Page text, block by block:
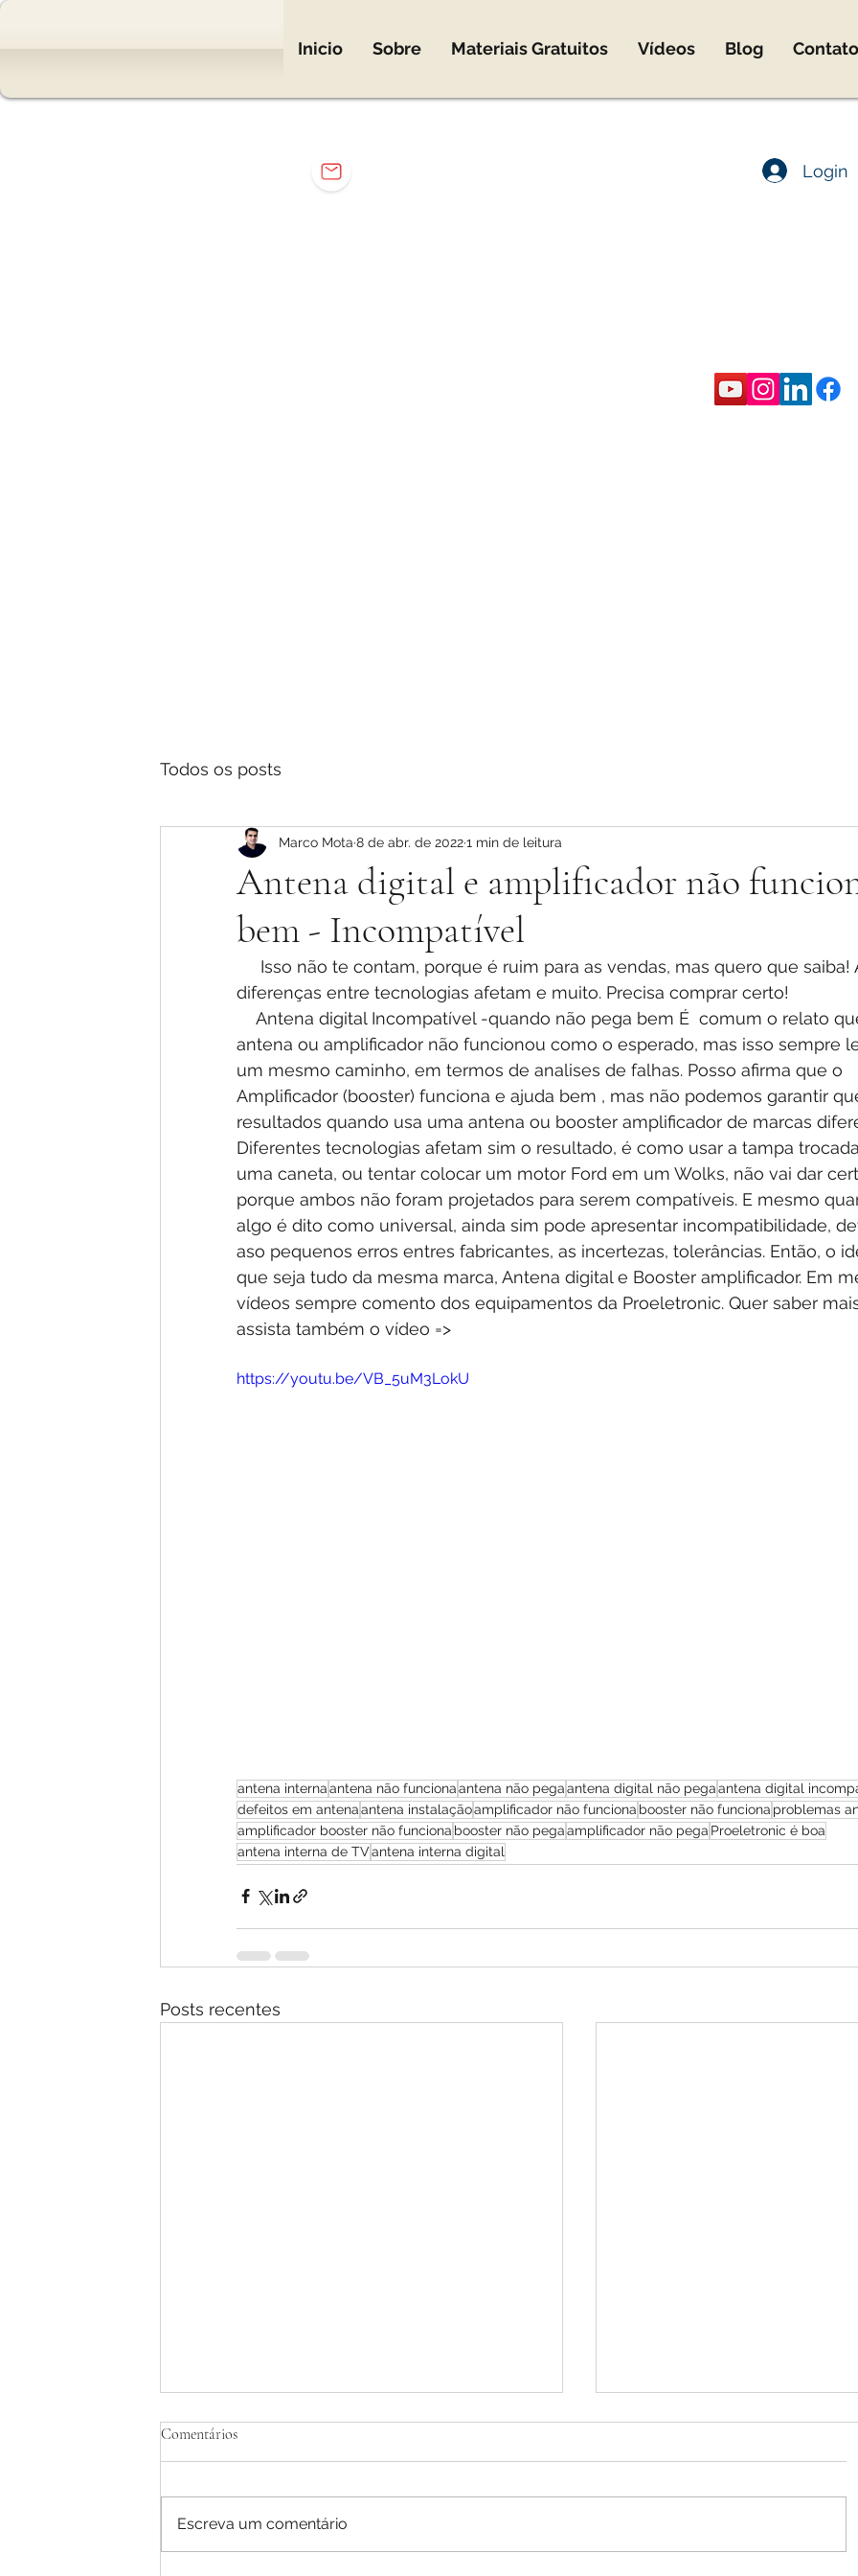
Inicio Sobre Materiais Gratuitos Vídeos Blog Contato
Login
Todos os posts
Antena digital e amplificador não
bem - Incompatível
Marco Mota 8 de abr. de 20221 min de leitura
diferenças entre tecnologias afetam e muito. Precisa comprar certo!
antena ou amplificador não funcionou como o esperado, mas isso sempre
um mesmo caminho, em termos de analises de falhas. Posso afirma que o
Amplificador (booster) funciona e ajuda bem , mas não podemos garantir
resultados quando usa uma antena ou booster amplificador de marcas
Diferentes tecnologias afetam sim o resultado, é como usar a tampa
uma caneta, ou tentar colocar um motor Ford em um Wolks, não vai dar
porque ambos não foram projetados para serem compatíveis. E mesmo
algo é dito como universal, ainda sim pode apresentar incompatibilidade,
aso pequenos erros entres fabricantes, as incertezas, tolerâncias. Então, o
que seja tudo da mesma marca, Antena digital e Booster amplificador. Em
vídeos sempre comento dos equipamentos da Proeletronic. Quer saber
assista também o vídeo =>
https://youtu.be/VB_5uM3LokU
antena internaantena não funcionaantena não pegaantena digital não pegaantena digital
defeitos em antenaantena instalaçãoamplificador não funciona booster não funciona problemas
amplificador booster não funciona booster não pegaamplificador não pega Proeletronic é boa
antena interna de TVantena interna digital
Posts recentes
Comentários
Escreva um comentário